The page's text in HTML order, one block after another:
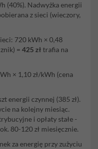
(40%). Nadwyżka energii
z sieci (wieczory,
720 kWh × 0,48
= 425 zł trafia na
× 1,10 zł/kWh (cena
energii czynnej (385 zł).
na kolejny miesiąc.
i opłaty stałe -
80-120 zł miesięcznie.
za energię przy zużyciu